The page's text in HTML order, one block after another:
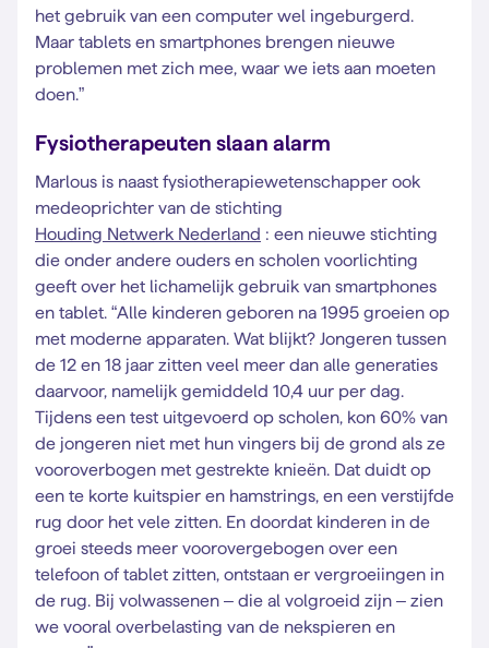
het gebruik van een computer wel ingeburgerd.
Maar tablets en smartphones brengen nieuwe
problemen met zich mee, waar we iets aan moeten
doen.”
Fysiotherapeuten slaan alarm
Marlous is naast fysiotherapiewetenschapper ook
medeoprichter van de stichting
Houding Netwerk Nederland : een nieuwe stichting
die onder andere ouders en scholen voorlichting
geeft over het lichamelijk gebruik van smartphones
en tablet. “Alle kinderen geboren na 1995 groeien op
met moderne apparaten. Wat blijkt? Jongeren tussen
de 12 en 18 jaar zitten veel meer dan alle generaties
daarvoor, namelijk gemiddeld 10,4 uur per dag.
Tijdens een test uitgevoerd op scholen, kon 60% van
de jongeren niet met hun vingers bij de grond als ze
vooroverbogen met gestrekte knieën. Dat duidt op
een te korte kuitspier en hamstrings, en een verstijfde
rug door het vele zitten. En doordat kinderen in de
groei steeds meer voorovergebogen over een
telefoon of tablet zitten, ontstaan er vergroeiingen in
de rug. Bij volwassenen – die al volgroeid zijn – zien
we vooral overbelasting van de nekspieren en